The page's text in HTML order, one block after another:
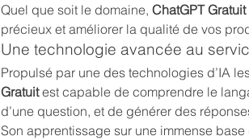
Quel que soit le domaine, ChatGPT Gratuit
précieux et améliorer la qualité de vos
Une technologie avancée au
Propulsé par une des technologies d’IA
Gratuit est capable de comprendre le
d’une question, et de générer des
Son apprentissage sur une immense